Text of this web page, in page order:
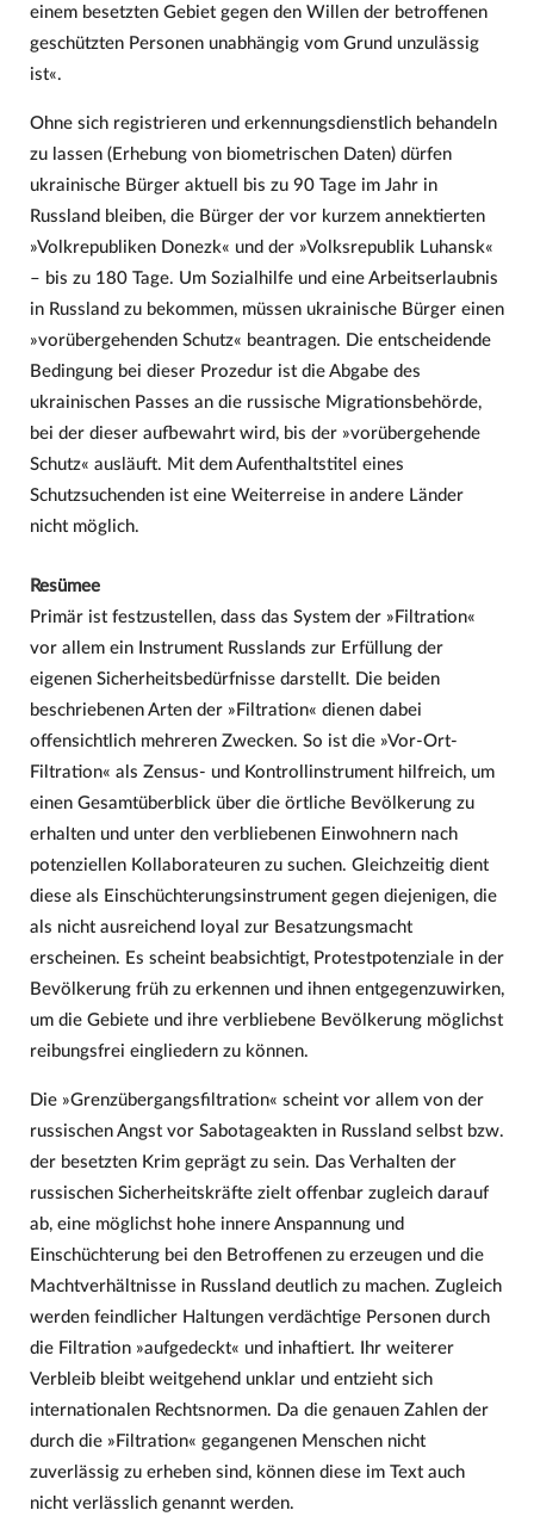
einem besetzten Gebiet gegen den Willen der betroffenen
geschützten Personen unabhängig vom Grund unzulässig
ist«.
Ohne sich registrieren und erkennungsdienstlich behandeln
zu lassen (Erhebung von biometrischen Daten) dürfen
ukrainische Bürger aktuell bis zu 90 Tage im Jahr in
Russland bleiben, die Bürger der vor kurzem annektierten
»Volkrepubliken Donezk« und der »Volksrepublik Luhansk«
– bis zu 180 Tage. Um Sozialhilfe und eine Arbeitserlaubnis
in Russland zu bekommen, müssen ukrainische Bürger einen
»vorübergehenden Schutz« beantragen. Die entscheidende
Bedingung bei dieser Prozedur ist die Abgabe des
ukrainischen Passes an die russische Migrationsbehörde,
bei der dieser aufbewahrt wird, bis der »vorübergehende
Schutz« ausläuft. Mit dem Aufenthaltstitel eines
Schutzsuchenden ist eine Weiterreise in andere Länder
nicht möglich.
Resümee
Primär ist festzustellen, dass das System der »Filtration«
vor allem ein Instrument Russlands zur Erfüllung der
eigenen Sicherheitsbedürfnisse darstellt. Die beiden
beschriebenen Arten der »Filtration« dienen dabei
offensichtlich mehreren Zwecken. So ist die »Vor-Ort-
Filtration« als Zensus- und Kontrollinstrument hilfreich, um
einen Gesamtüberblick über die örtliche Bevölkerung zu
erhalten und unter den verbliebenen Einwohnern nach
potenziellen Kollaborateuren zu suchen. Gleichzeitig dient
diese als Einschüchterungsinstrument gegen diejenigen, die
als nicht ausreichend loyal zur Besatzungsmacht
erscheinen. Es scheint beabsichtigt, Protestpotenziale in der
Bevölkerung früh zu erkennen und ihnen entgegenzuwirken,
um die Gebiete und ihre verbliebene Bevölkerung möglichst
reibungsfrei eingliedern zu können.
Die »Grenzübergangsfiltration« scheint vor allem von der
russischen Angst vor Sabotageakten in Russland selbst bzw.
der besetzten Krim geprägt zu sein. Das Verhalten der
russischen Sicherheitskräfte zielt offenbar zugleich darauf
ab, eine möglichst hohe innere Anspannung und
Einschüchterung bei den Betroffenen zu erzeugen und die
Machtverhältnisse in Russland deutlich zu machen. Zugleich
werden feindlicher Haltungen verdächtige Personen durch
die Filtration »aufgedeckt« und inhaftiert. Ihr weiterer
Verbleib bleibt weitgehend unklar und entzieht sich
internationalen Rechtsnormen. Da die genauen Zahlen der
durch die »Filtration« gegangenen Menschen nicht
zuverlässig zu erheben sind, können diese im Text auch
nicht verlässlich genannt werden.